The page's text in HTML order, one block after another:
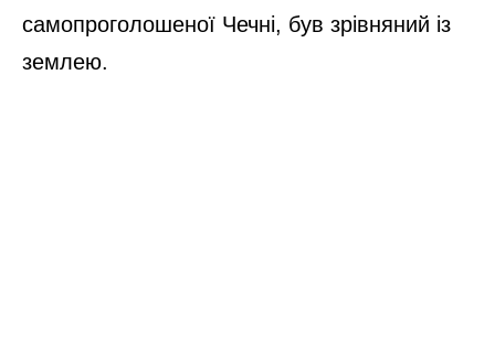
самопроголошеної Чечні, був зрівняний із
землею.